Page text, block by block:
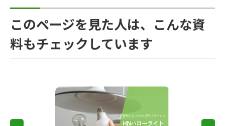
このページを見た人は、こんな資
料もチェックしています